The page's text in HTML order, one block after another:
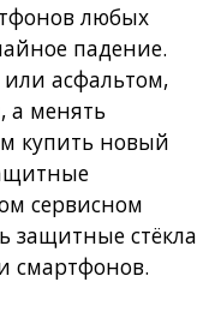
любых
падение.
или асфальтом,
а менять
купить новый
сервисном
защитные стёкла
смартфонов.